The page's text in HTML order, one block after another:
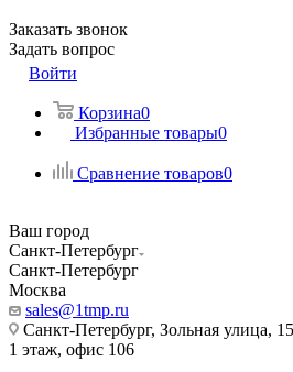
Заказать звонок
Задать вопрос
Войти
Корзина0
Избранные товары0
Сравнение товаров0
Ваш город
Санкт-Петербург
Санкт-Петербург
Москва
sales@1tmp.ru
Санкт-Петербург, Зольная улица,
1 этаж, офис 106